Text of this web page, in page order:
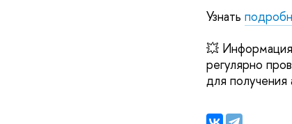
Узнать
💥
регулярно
для получения